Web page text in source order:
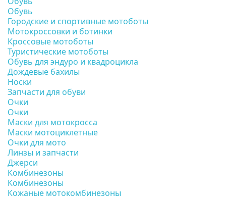
Обувь
Городские и спортивные мотоботы
Мотокроссовки и ботинки
Кроссовые мотоботы
Туристические мотоботы
Обувь для эндуро и квадроцикла
Дождевые бахилы
Носки
Запчасти для обуви
Очки
Очки
Маски для мотокросса
Маски мотоциклетные
Очки для мото
Линзы и запчасти
Джерси
Комбинезоны
Комбинезоны
Кожаные мотокомбинезоны